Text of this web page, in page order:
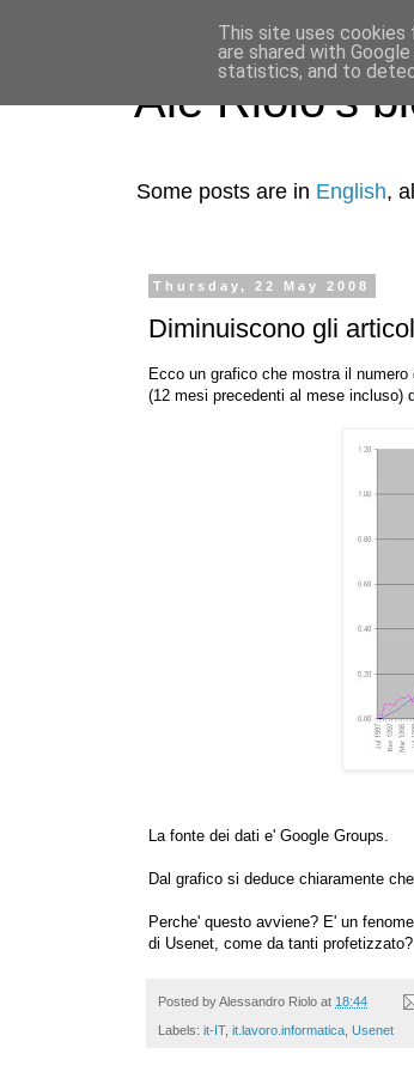
Ale Riolo's
Some posts are in English,
Thursday, 22 May 2008
Diminuiscono gli
Ecco un grafico che mostra il
(12 mesi precedenti al mese incluso)
La fonte dei dati e' Google Groups.
Dal grafico si deduce chiaramente
Perche' questo avviene? E' un
di Usenet, come da tanti profetizzato?
Posted byAlessandro Riolo at 18:44
Labels: it-IT, it.lavoro.informatica Usenet
This site uses cookies
are shared with
statistics, and to